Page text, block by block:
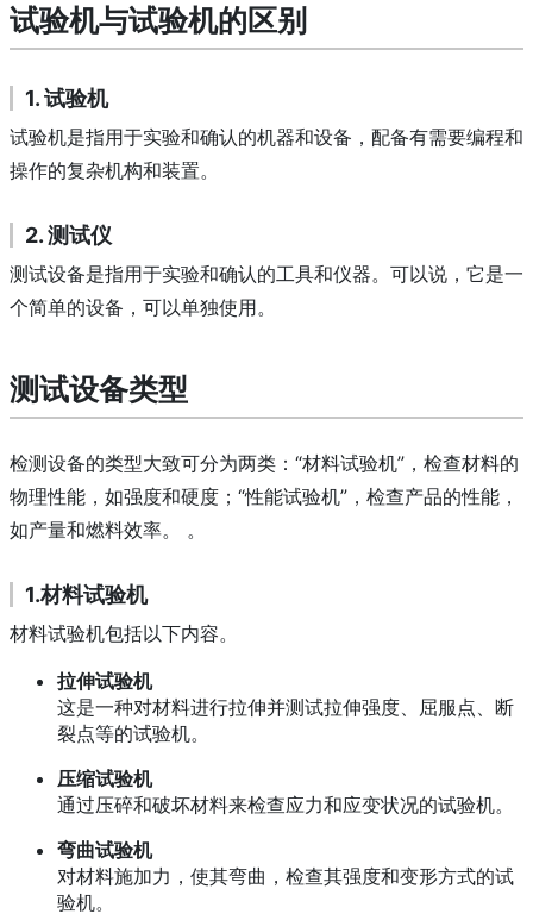
试验机与试验机的区别
1. 试验机
试验机是指用于实验和确认的机器和设备，配备有需要编程和
操作的复杂机构和装置。
2. 测试仪
测试设备是指用于实验和确认的工具和仪器。 可以说，它是一
个简单的设备，可以单独使用。
测试设备类型
检测设备的类型大致可分为两类：“材料试验机”，检查材料的
物理性能，如强度和硬度；“性能试验机”，检查产品的性能，
如产量和燃料效率。 。
1.材料试验机
材料试验机包括以下内容。
拉伸试验机
这是一种对材料进行拉伸并测试拉伸强度、屈服点、断
裂点等的试验机。
压缩试验机
通过压碎和破坏材料来检查应力和应变状况的试验机。
弯曲试验机
对材料施加力，使其弯曲，检查其强度和变形方式的试
验机。